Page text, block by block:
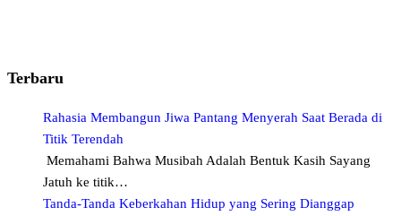
Terbaru
Rahasia Membangun Jiwa Pantang Menyerah Saat Berada di
Titik Terendah
Memahami Bahwa Musibah Adalah Bentuk Kasih Sayang
Jatuh ke titik…
Tanda-Tanda Keberkahan Hidup yang Sering Dianggap